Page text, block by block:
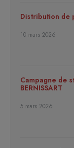
Distribution de
10 mars 2026
Campagne de
BERNISSART
5 mars 2026